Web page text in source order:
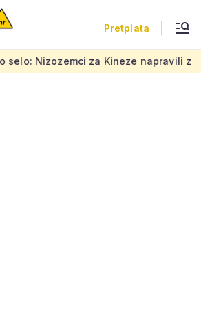
Pretplata
Kineze napravili zgradu koja pomiče